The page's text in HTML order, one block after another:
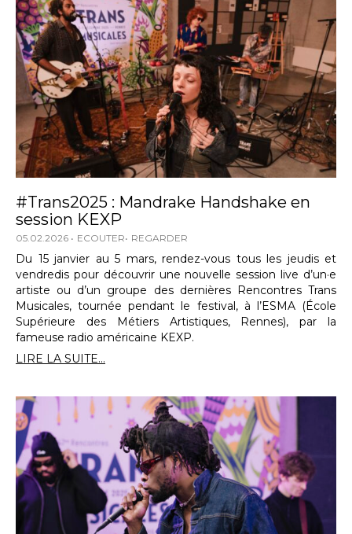
#Trans2025 : Mandrake Handshake en
session KEXP
05.02.2026 ECOUTER REGARDER
Du 15 janvier au 5 mars, rendez-vous tous les jeudis et
vendredis pour découvrir une nouvelle session live d’un·e
artiste ou d’un groupe des dernières Rencontres Trans
Musicales, tournée pendant le festival, à l’ESMA (École
Supérieure des Métiers Artistiques, Rennes), par la
fameuse radio américaine KEXP.
LIRE LA SUITE...